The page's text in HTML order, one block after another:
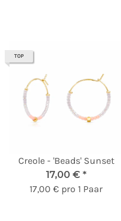
TOP
Creole - 'Beads' Sunset
17,00 € *
17,00 € pro 1 Paar